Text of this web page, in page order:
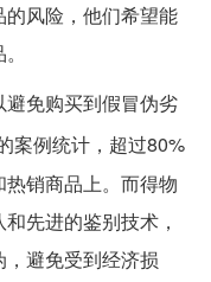
风险，他们希望能
免购买到假冒伪劣
案例统计，超过80%
销商品上。而得物
先进的鉴别技术，
避免受到经济损